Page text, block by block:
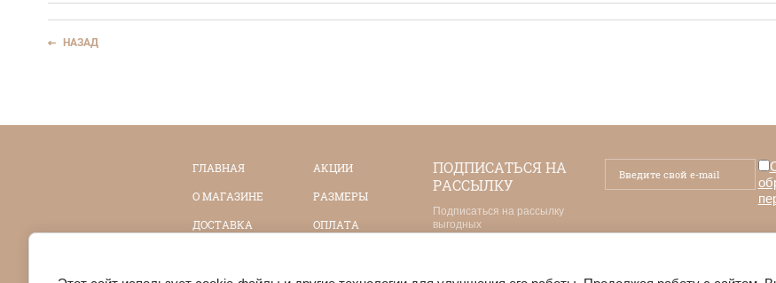
НАЗАД
ГЛАВНАЯ
АКЦИИ
О МАГАЗИНЕ
РАЗМЕРЫ
ДОСТАВКА
ОПЛАТА
ПОДПИСАТЬСЯ НА
РАССЫЛКУ
Подписаться на рассылку
выгодных